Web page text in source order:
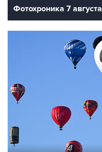
Фотохроника 7 августа